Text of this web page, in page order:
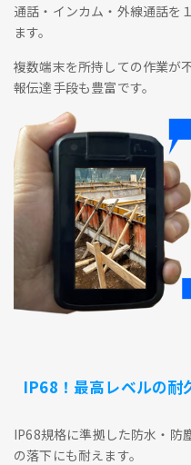
通話・インカム・外線通話を
ます。
複数端末を所持しての作業が
報伝達手段も豊富です。
IP68！最高レベルの耐
IP68規格に準拠した防水・防
の落下にも耐えます。